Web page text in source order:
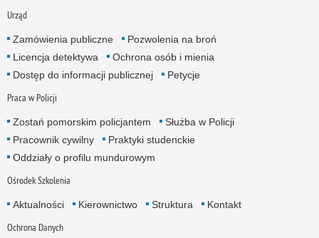
Urząd
Zamówienia publiczne
Pozwolenia na broń
Licencja detektywa
Ochrona osób i mienia
Dostęp do informacji publicznej
Petycje
Praca w Policji
Zostań pomorskim policjantem
Służba w Policji
Pracownik cywilny
Praktyki studenckie
Oddziały o profilu mundurowym
Ośrodek Szkolenia
Aktualności Kierownictwo Struktura Kontakt
Ochrona Danych